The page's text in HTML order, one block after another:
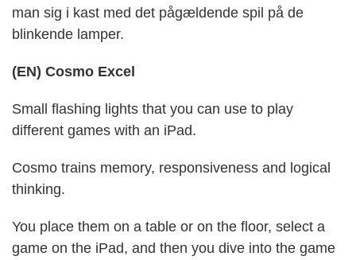
man sig i kast med det pågældende spil på de
blinkende lamper.
(EN) Cosmo Excel
Small flashing lights that you can use to play
different games with an iPad.
Cosmo trains memory, responsiveness and logical
thinking.
You place them on a table or on the floor, select a
game on the iPad, and then you dive into the game